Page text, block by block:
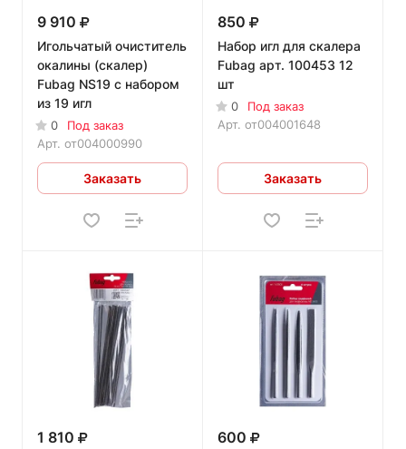
9 910
Игольчатый очиститель
окалины (скалер)
Fubag NS19 с набором
из 19 игл
0
Под заказ
Арт. от004000990
Заказать
850
Набор игл для скалера
Fubag арт. 100453 12
шт
0
Под заказ
Арт. от004001648
Заказать
1 810 600